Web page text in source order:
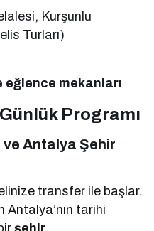
Kurşunlu
Turları)
mekanları
Programı
ve Antalya Şehir
transfer ile başlar.
Antalya’nın tarihi
şehir